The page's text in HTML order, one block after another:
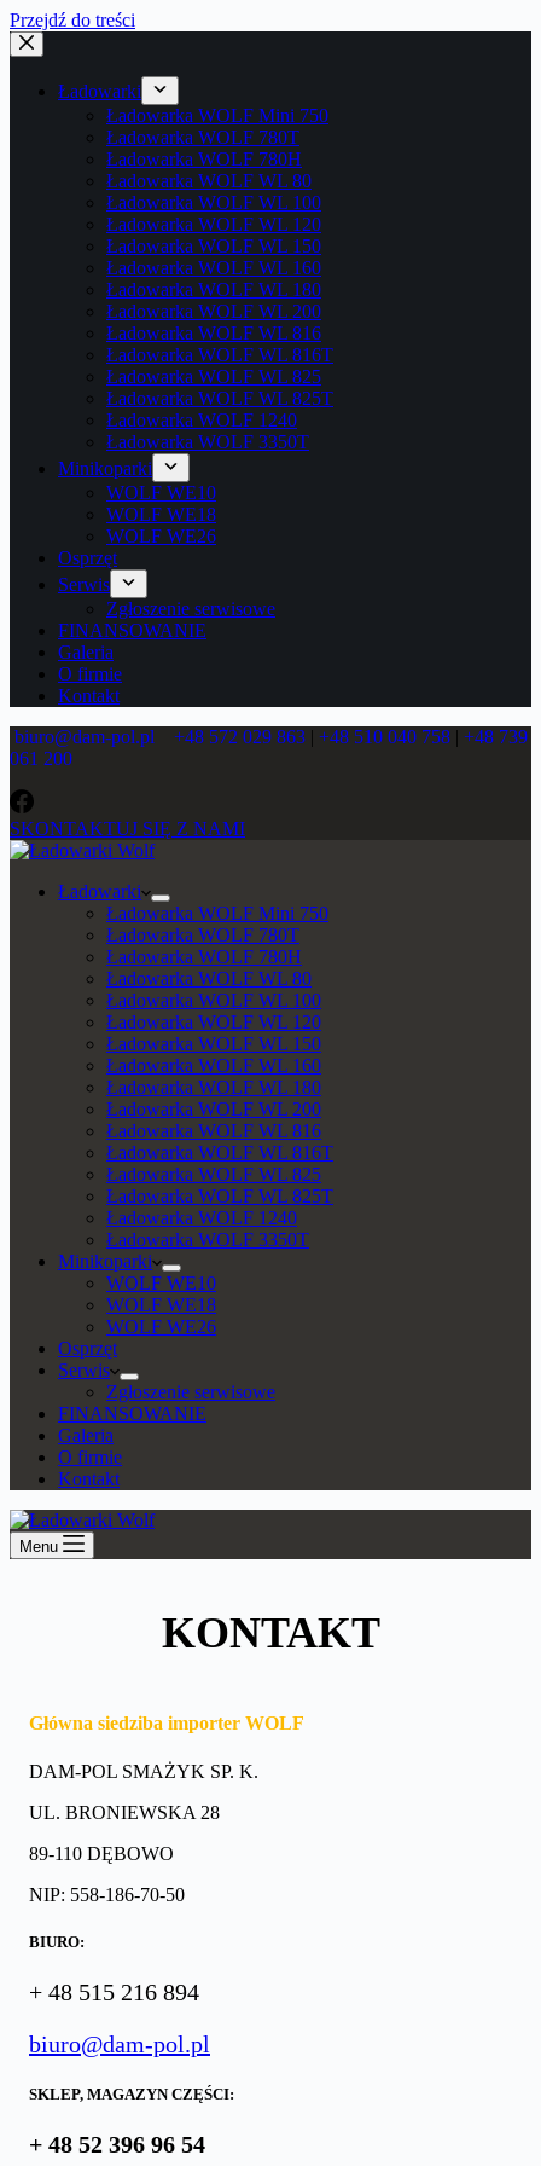
Przejdź do treści
Ładowarki
Ładowarka WOLF Mini 750
Ładowarka WOLF 780T
Ładowarka WOLF 780H
Ładowarka WOLF WL 80
Ładowarka WOLF WL 100
Ładowarka WOLF WL 120
Ładowarka WOLF WL 150
Ładowarka WOLF WL 160
Ładowarka WOLF WL 180
Ładowarka WOLF WL 200
Ładowarka WOLF WL 816
Ładowarka WOLF WL 816T
Ładowarka WOLF WL 825
Ładowarka WOLF WL 825T
Ładowarka WOLF 1240
Ładowarka WOLF 3350T
Minikoparki
WOLF WE10
WOLF WE18
WOLF WE26
Osprzęt
Serwis
Zgłoszenie serwisowe
FINANSOWANIE
Galeria
O firmie
Kontakt
biuro@dam-pol.pl
+48 572 029 863 | +48 510 040 758 | +48 739
061 200
SKONTAKTUJ SIĘ Z NAMI
Ładowarki
Ładowarka WOLF Mini 750
Ładowarka WOLF 780T
Ładowarka WOLF 780H
Ładowarka WOLF WL 80
Ładowarka WOLF WL 100
Ładowarka WOLF WL 120
Ładowarka WOLF WL 150
Ładowarka WOLF WL 160
Ładowarka WOLF WL 180
Ładowarka WOLF WL 200
Ładowarka WOLF WL 816
Ładowarka WOLF WL 816T
Ładowarka WOLF WL 825
Ładowarka WOLF WL 825T
Ładowarka WOLF 1240
Ładowarka WOLF 3350T
Minikoparki
WOLF WE10
WOLF WE18
WOLF WE26
Osprzęt
Serwis
Zgłoszenie serwisowe
FINANSOWANIE
Galeria
O firmie
Kontakt
Menu
KONTAKT
Główna siedziba importer WOLF
DAM-POL SMAŻYK SP. K.
UL. BRONIEWSKA 28
89-110 DĘBOWO
NIP: 558-186-70-50
BIURO:
+ 48 515 216 894
biuro@dam-pol.pl
SKLEP, MAGAZYN CZĘŚCI:
+ 48 52 396 96 54